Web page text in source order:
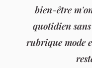
bien-être
quotidien
rubrique mode